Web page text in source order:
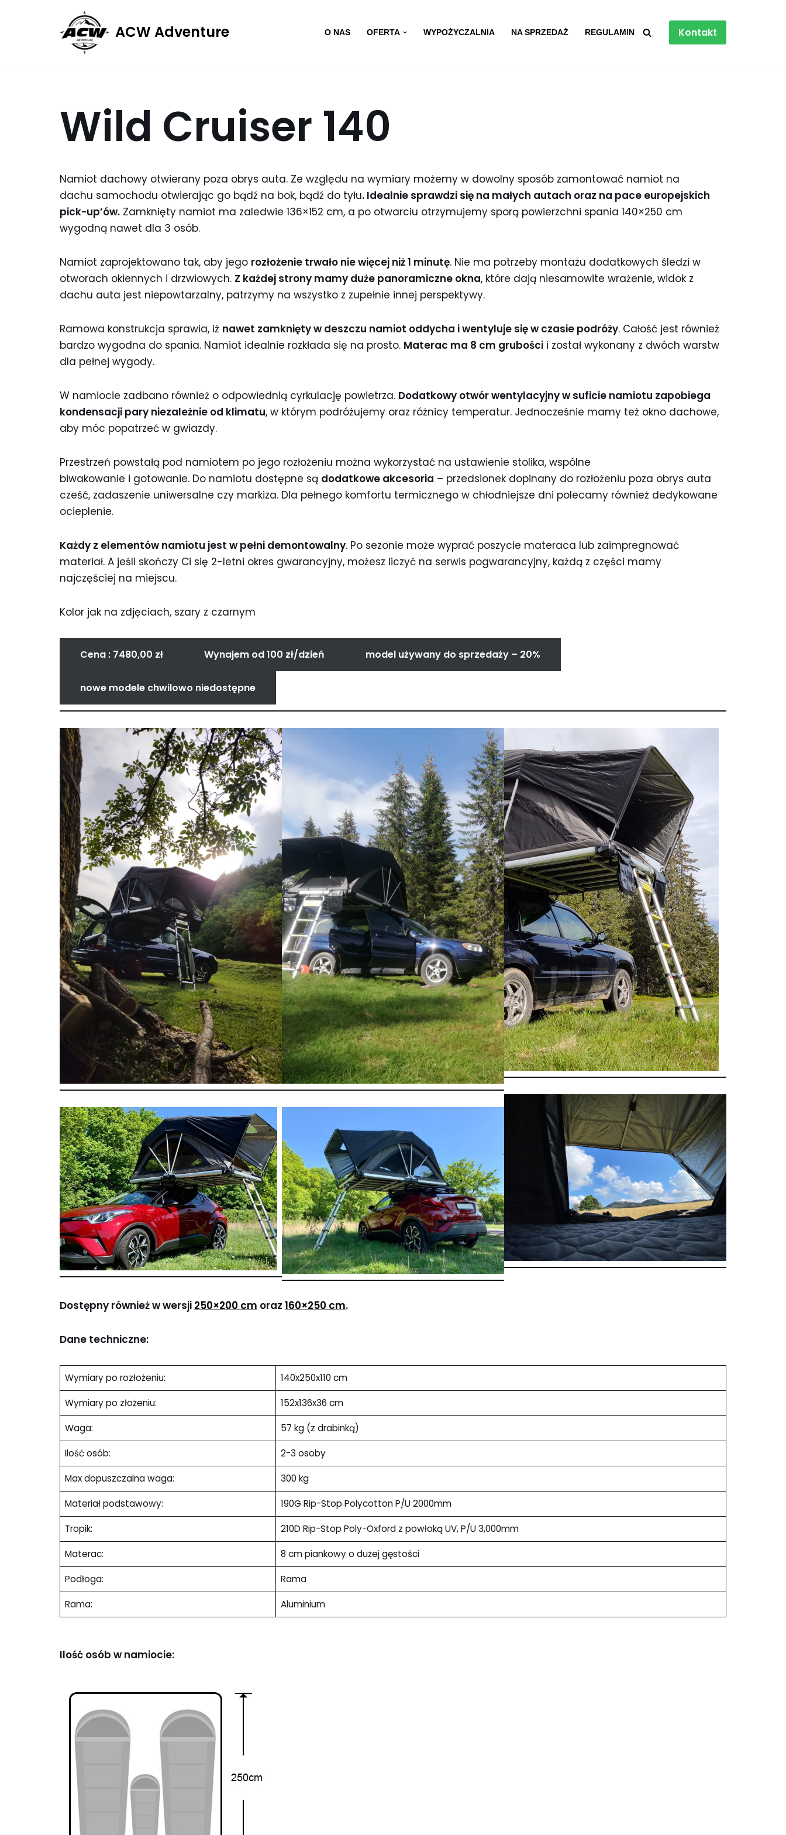
ACW Adventure O NAS OFERTA WYPOŻYCZALNIA NA SPRZEDAŻ REGULAMIN Kontakt
Wild Cruiser 140
Namiot dachowy otwierany poza obrys auta. Ze względu na wymiary możemy w dowolny sposób zamontować namiot na
dachu samochodu otwierając go bądź na bok, bądź do tyłu. Idealnie sprawdzi się na małych autach oraz na pace europejskich
pick-up’ów. Zamknięty namiot ma zaledwie 136×152 cm, a po otwarciu otrzymujemy sporą powierzchni spania 140×250 cm
wygodną nawet dla 3 osób.
Namiot zaprojektowano tak, aby jego rozłożenie trwało nie więcej niż 1 minutę. Nie ma potrzeby montażu dodatkowych śledzi w
otworach okiennych i drzwiowych. Z każdej strony mamy duże panoramiczne okna, które dają niesamowite wrażenie, widok z
dachu auta jest niepowtarzalny, patrzymy na wszystko z zupełnie innej perspektywy.
Ramowa konstrukcja sprawia, iż nawet zamknięty w deszczu namiot oddycha i wentyluje się w czasie podróży. Całość jest również
bardzo wygodna do spania. Namiot idealnie rozkłada się na prosto. Materac ma 8 cm grubości i został wykonany z dwóch warstw
dla pełnej wygody.
W namiocie zadbano również o odpowiednią cyrkulację powietrza. Dodatkowy otwór wentylacyjny w suficie namiotu zapobiega
kondensacji pary niezależnie od klimatu, w którym podróżujemy oraz różnicy temperatur. Jednocześnie mamy też okno dachowe,
aby móc popatrzeć w gwiazdy.
Przestrzeń powstałą pod namiotem po jego rozłożeniu można wykorzystać na ustawienie stolika, wspólne
biwakowanie i gotowanie. Do namiotu dostępne są dodatkowe akcesoria – przedsionek dopinany do rozłożeniu poza obrys auta
cześć, zadaszenie uniwersalne czy markiza. Dla pełnego komfortu termicznego w chłodniejsze dni polecamy również dedykowane
ocieplenie.
Każdy z elementów namiotu jest w pełni demontowalny. Po sezonie może wyprać poszycie materaca lub zaimpregnować
materiał. A jeśli skończy Ci się 2-letni okres gwarancyjny, możesz liczyć na serwis pogwarancyjny, każdą z części mamy
najczęściej na miejscu.
Kolor jak na zdjęciach, szary z czarnym
Cena : 7480,00 zł Wynajem od 100 zł/dzień model używany do sprzedaży – 20%
nowe modele chwilowo niedostępne
Dostępny również w wersji 250×200 cm oraz 160×250 cm.
Dane techniczne:
Wymiary po rozłożeniu: 140x250x110 cm
Wymiary po złożeniu: 152x136x36 cm
Waga: 57 kg (z drabinką)
Ilość osób: 2-3 osoby
Max dopuszczalna waga: 300 kg
Materiał podstawowy: 190G Rip-Stop Polycotton P/U 2000mm
Tropik: 210D Rip-Stop Poly-Oxford z powłoką UV, P/U 3,000mm
Materac: 8 cm piankowy o dużej gęstości
Podłoga: Rama
Rama: Aluminium
Ilość osób w namiocie: